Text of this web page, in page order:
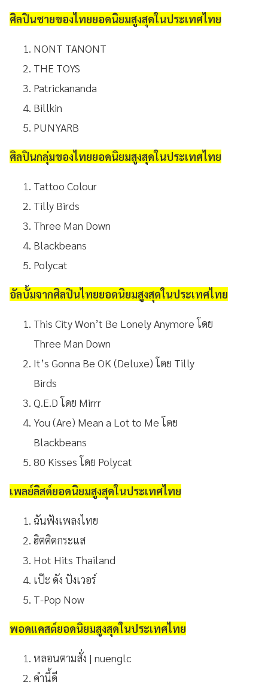
ศิลปินชายของไทยยอดนิยมสูงสุดในประเทศไทย
NONT TANONT
THE TOYS
Patrickananda
Billkin
PUNYARB
ศิลปินกลุ่มของไทยยอดนิยมสูงสุดในประเทศไทย
Tattoo Colour
Tilly Birds
Three Man Down
Blackbeans
Polycat
อัลบั้มจากศิลปินไทยยอดนิยมสูงสุดในประเทศไทย
This City Won’t Be Lonely Anymore โดย
Three Man Down
It’s Gonna Be OK (Deluxe) โดย Tilly
Birds
Q.E.D โดย Mirrr
You (Are) Mean a Lot to Me โดย
Blackbeans
80 Kisses โดย Polycat
เพลย์ลิสต์ยอดนิยมสูงสุดในประเทศไทย
ฉันฟังเพลงไทย
ฮิตติดกระแส
Hot Hits Thailand
เป๊ะ ดัง ปังเวอร์
T-Pop Now
พอดแคสต์ยอดนิยมสูงสุดในประเทศไทย
หลอนตามสั่ง | nuenglc
คำนี้ดี